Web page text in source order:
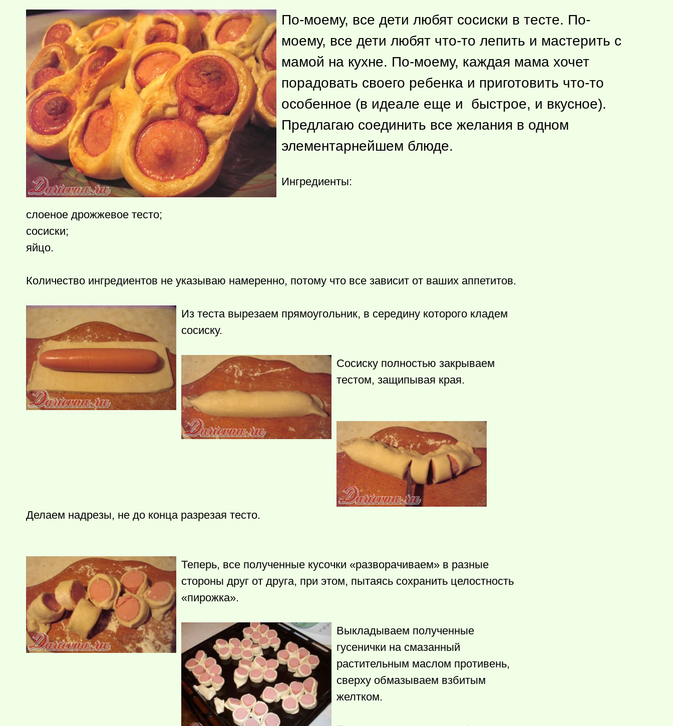
По-моему, все дети любят сосиски в тесте. По-
моему, все дети любят что-то лепить и мастерить с
мамой на кухне. По-моему, каждая мама хочет
порадовать своего ребенка и приготовить что-то
особенное (в идеале еще и быстрое, и вкусное).
Предлагаю соединить все желания в одном
элементарнейшем блюде.
Ингредиенты:
слоеное дрожжевое тесто;
сосиски;
яйцо.
Количество ингредиентов не указываю намеренно, потому что все зависит от ваших аппетитов.
Из теста вырезаем прямоугольник, в середину которого кладем
сосиску.
Сосиску полностью закрываем
тестом, защипывая края.
Делаем надрезы, не до конца разрезая тесто.
Теперь, все полученные кусочки «разворачиваем» в разные
стороны друг от друга, при этом, пытаясь сохранить целостность
«пирожка».
Выкладываем полученные
гусенички на смазанный
растительным маслом противень,
сверху обмазываем взбитым
желтком.